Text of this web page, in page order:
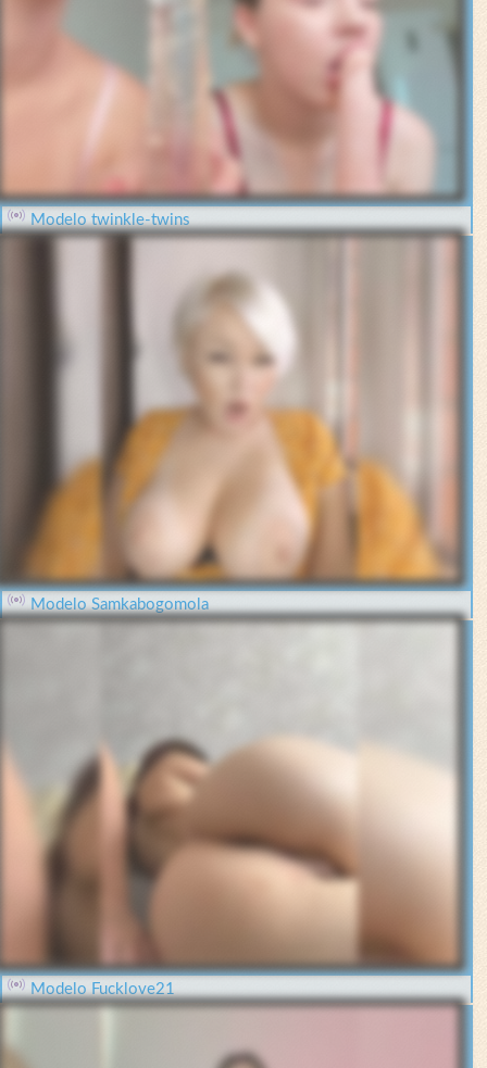
Modelo twinkle-twins
Modelo Samkabogomola
Modelo Fucklove21